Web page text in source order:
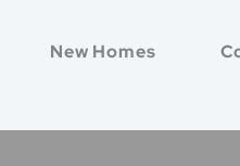
New Homes